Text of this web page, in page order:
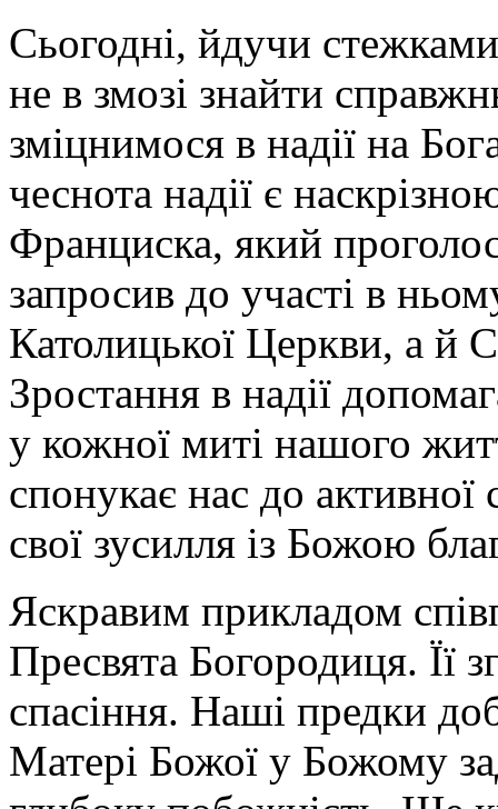
Сьогодні, йдучи
не в змозі знайти
зміцнимося в надії на
чеснота надії є
Франциска, який
запросив до участі в
Католицької Церкви, а й
Зростання в надії
у кожної миті нашого
спонукає нас до
свої зусилля із Божою
Яскравим прикладом
Пресвята Богородиця. Її
спасіння. Наші предки
Матері Божої у Божому